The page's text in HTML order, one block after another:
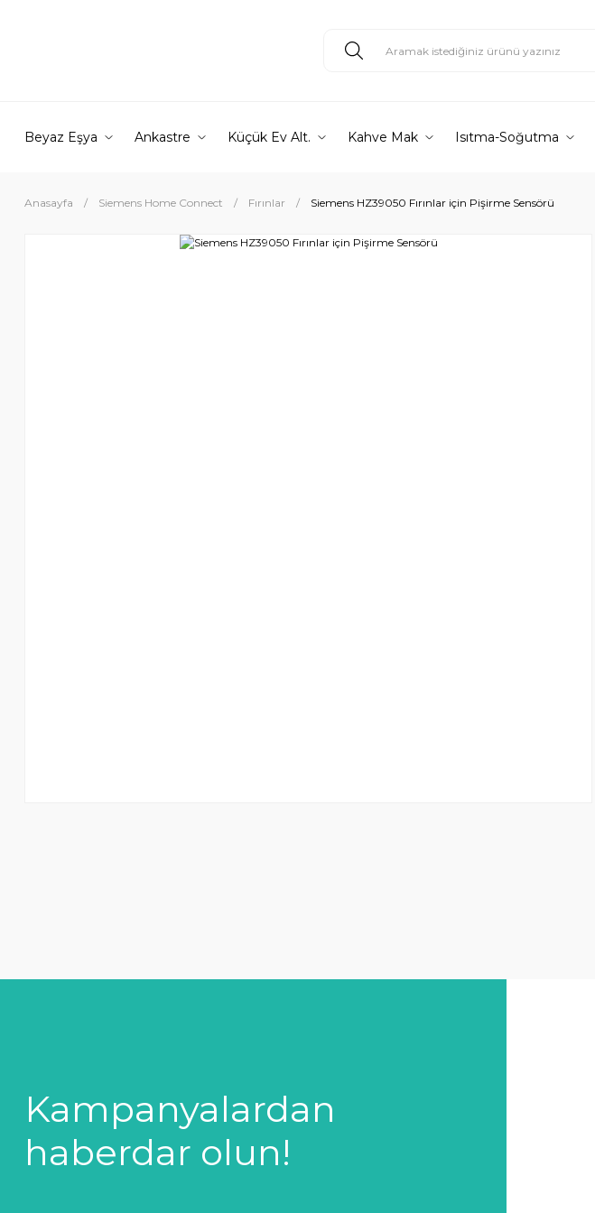
Beyaz Eşya Ankastre Küçük Ev Alt. Kahve Mak Isıtma-Soğutma
Anasayfa Siemens Home Connect Fırınlar Siemens HZ39050 Fırınlar için Pişirme Sensörü
Kampanyalardan
haberdar olun!